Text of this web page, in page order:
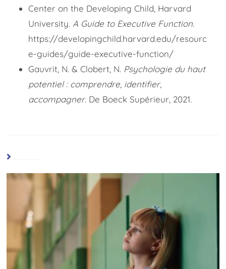
Center on the Developing Child, Harvard
University.A Guide to Executive Function.
https://developingchild.harvard.edu/resourc
e-guides/guide-executive-function/
Gauvrit, N. & Clobert, N. Psychologie du haut
potentiel : comprendre, identifier,
accompagner. De Boeck Supérieur, 2021.